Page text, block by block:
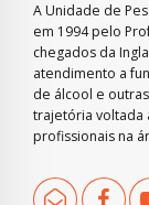
A Unidade de
em 1994 pelo
chegados da
atendimento a
de álcool e
trajetória voltada
profissionais na